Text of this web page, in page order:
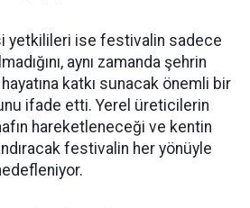
yetkilileri ise festivalin sadece
aynı zamanda şehrin
katkı sunacak önemli bir
ifade etti. Yerel üreticilerin
hareketleneceği ve kentin
festivalin her yönüyle